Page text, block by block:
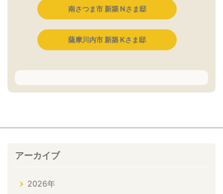
南さつま市 新築 Nさま邸
薩摩川内市 新築 Kさま邸
アーカイブ
2026年